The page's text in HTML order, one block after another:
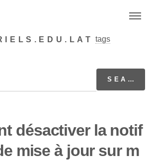
tags
désactiver la notif
mise à jour sur m